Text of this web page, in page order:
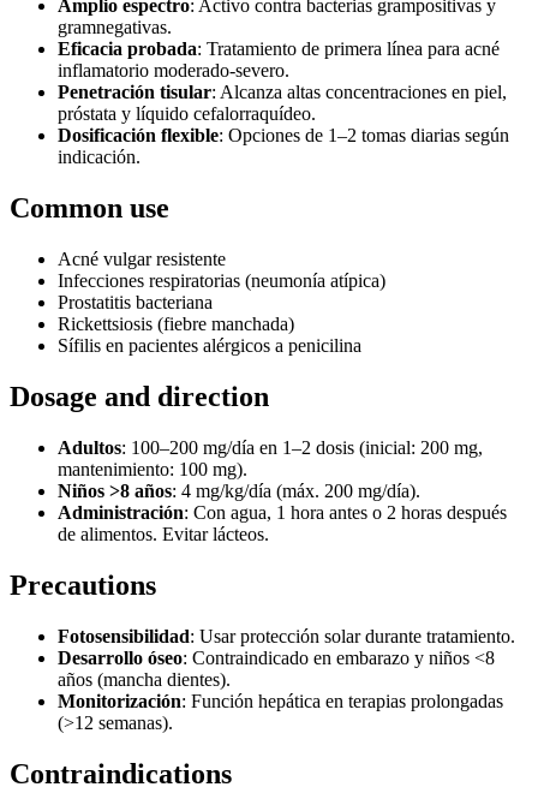
Amplio espectro: Activo contra bacterias grampositivas y
gramnegativas.
Eficacia probada: Tratamiento de primera línea para acné
inflamatorio moderado-severo.
Penetración tisular: Alcanza altas concentraciones en piel,
próstata y líquido cefalorraquídeo.
Dosificación flexible: Opciones de 1–2 tomas diarias según
indicación.
Common use
Acné vulgar resistente
Infecciones respiratorias (neumonía atípica)
Prostatitis bacteriana
Rickettsiosis (fiebre manchada)
Sífilis en pacientes alérgicos a penicilina
Dosage and direction
Adultos: 100–200 mg/día en 1–2 dosis (inicial: 200 mg,
mantenimiento: 100 mg).
Niños >8 años: 4 mg/kg/día (máx. 200 mg/día).
Administración: Con agua, 1 hora antes o 2 horas después
de alimentos. Evitar lácteos.
Precautions
Fotosensibilidad: Usar protección solar durante tratamiento.
Desarrollo óseo: Contraindicado en embarazo y niños <8
años (mancha dientes).
Monitorización: Función hepática en terapias prolongadas
(>12 semanas).
Contraindications